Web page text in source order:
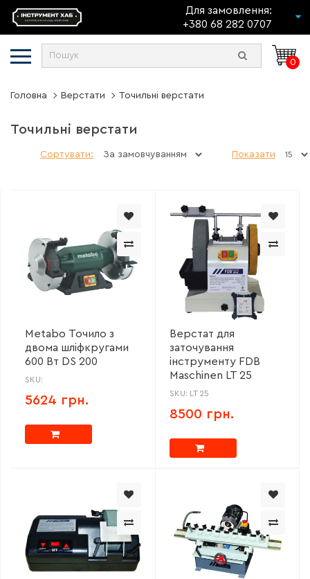
Для замовлення:
+380 68 282 0707
0
Головна Верстати Точильні верстати
Точильні верстати
Сортувати: Показати
Metabo Точило з
двома шліфкругами
600 Вт DS 200
SKU:
5624 грн.
Верстат для
заточування
інструменту FDB
Maschinen LT 25
SKU: LT 25
8500 грн.